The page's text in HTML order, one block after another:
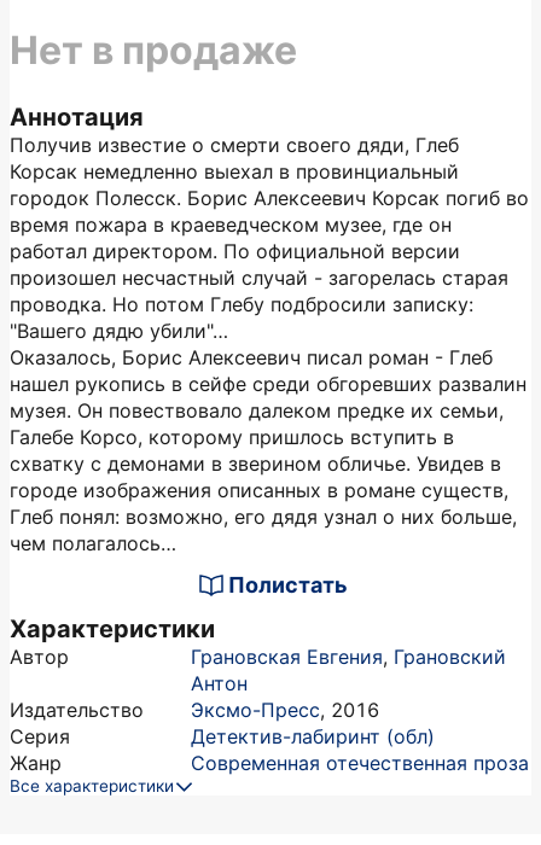
Аннотация
Получив известие о смерти своего дяди, Глеб
Корсак немедленно выехал в провинциальный
городок Полесск. Борис Алексеевич Корсак погиб во
время пожара в краеведческом музее, где он
работал директором. По официальной версии
произошел несчастный случай - загорелась старая
проводка. Но потом Глебу подбросили записку:
"Вашего дядю убили"…
Оказалось, Борис Алексеевич писал роман - Глеб
нашел рукопись в сейфе среди обгоревших развалин
музея. Он повествовало далеком предке их семьи,
Галебе Корсо, которому пришлось вступить в
схватку с демонами в зверином обличье. Увидев в
городе изображения описанных в романе существ,
Глеб понял: возможно, его дядя узнал о них больше,
чем полагалось…
Полистать
Характеристики
Автор Грановская Евгения, Грановский
Антон
Издательство
Эксмо-Пресс, 2016
Серия
Детектив-лабиринт (обл)
Жанр
Современная отечественная проза
Все характеристики
Нет в продаже